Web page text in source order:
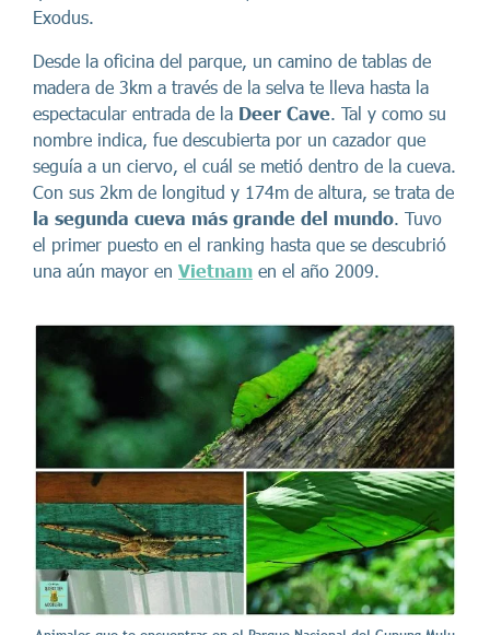
Exodus.
Desde la oficina del parque, un camino de tablas de
madera de 3km a través de la selva te lleva hasta la
espectacular entrada de la Deer Cave. Tal y como su
nombre indica, fue descubierta por un cazador que
seguía a un ciervo, el cuál se metió dentro de la cueva.
Con sus 2km de longitud y 174m de altura, se trata de
la segunda cueva más grande del mundo. Tuvo
el primer puesto en el ranking hasta que se descubrió
una aún mayor en Vietnam en el año 2009.